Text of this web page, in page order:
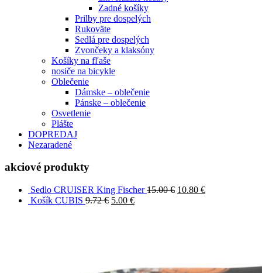
Zadné košíky
Prilby pre dospelých
Rukoväte
Sedlá pre dospelých
Zvončeky a klaksóny
Košíky na fľaše
nosiče na bicykle
Oblečenie
Dámske – oblečenie
Pánske – oblečenie
Osvetlenie
Plášte
DOPREDAJ
Nezaradené
akciové produkty
Sedlo CRUISER King Fischer 15.00€ 10.80 €
Košík CUBIS 9.72€ 5.00 €